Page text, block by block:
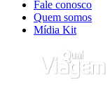
Fale conosco
Quem somos
Mídia Kit